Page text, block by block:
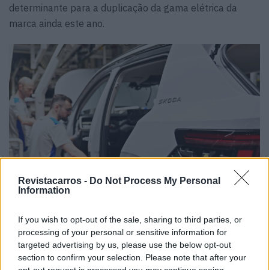
Revistacarros - Do Not Process My Personal
Information
If you wish to opt-out of the sale, sharing to third parties, or
processing of your personal or sensitive information for
targeted advertising by us, please use the below opt-out
section to confirm your selection. Please note that after your
determinante para a duplicação da gama elétrica da
marca ainda este ano.
“O início da produção do novo Skoda Epiq é um momento
histórico. Com o impulso do Brand Group Core por trás,